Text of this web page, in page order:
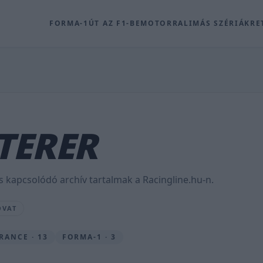
FORMA-1 ÚT AZ F1-BEMOTORRALIMÁS SZÉRIÁK
archív tartalmak a Racingline.hu-n.
· 13 FORMA-1 · 3